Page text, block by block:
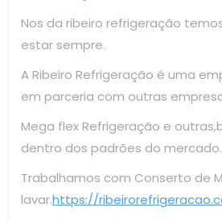
Nos da ribeiro refrigeração
estar sempre.
A Ribeiro Refrigeração é uma
em parceria com outras
Mega flex Refrigeração e
dentro dos padrões do mercado.
Trabalhamos com Conserto de
lavar.https://